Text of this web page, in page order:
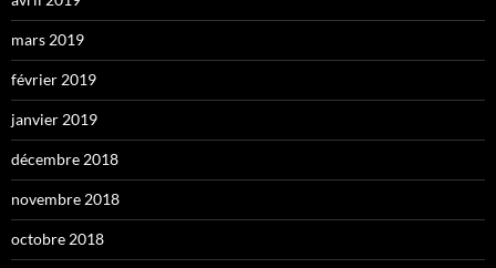
mars 2019
février 2019
janvier 2019
décembre 2018
novembre 2018
octobre 2018